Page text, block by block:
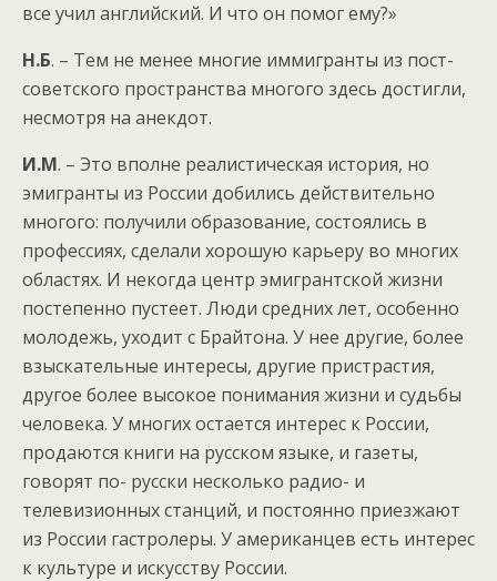
все учил английский. И что он помог ему?»
Н.Б. – Тем не менее многие иммигранты из пост-
советского пространства многого здесь достигли,
несмотря на анекдот.
И.М. – Это вполне реалистическая история, но
эмигранты из России добились действительно
многого: получили образование, состоялись в
профессиях, сделали хорошую карьеру во многих
областях. И некогда центр эмигрантской жизни
постепенно пустеет. Люди средних лет, особенно
молодежь, уходит с Брайтона. У нее другие, более
взыскательные интересы, другие пристрастия,
другое более высокое понимания жизни и судьбы
человека. У многих остается интерес к России,
продаются книги на русском языке, и газеты,
говорят по- русски несколько радио- и
телевизионных станций, и постоянно приезжают
из России гастролеры. У американцев есть интерес
к культуре и искусству России.